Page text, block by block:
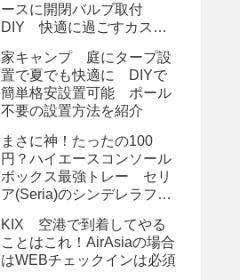
ースに開閉バルブ取付
DIY 快適に過ごすカスタ
家キャンプ 庭にタープ設
置で夏でも快適に DIYで
簡単格安設置可能 ポール
不要の設置方法を紹介
まさに神！たったの100
円？ハイエースコンソール
ボックス最強トレー セリ
ア(Seria)のシンデレラフィ
KIX 空港で到着してやる
ことはこれ！AirAsiaの場合
はWEBチェックインは必須